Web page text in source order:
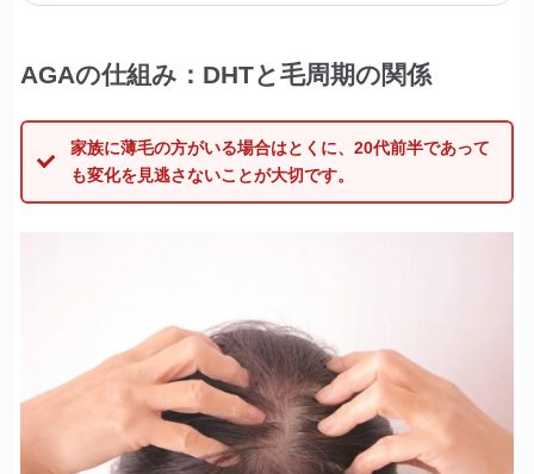
AGAの仕組み：DHTと毛周期の関係
家族に薄毛の方がいる場合はとくに、20代前半であって
も変化を見逃さないことが大切です。